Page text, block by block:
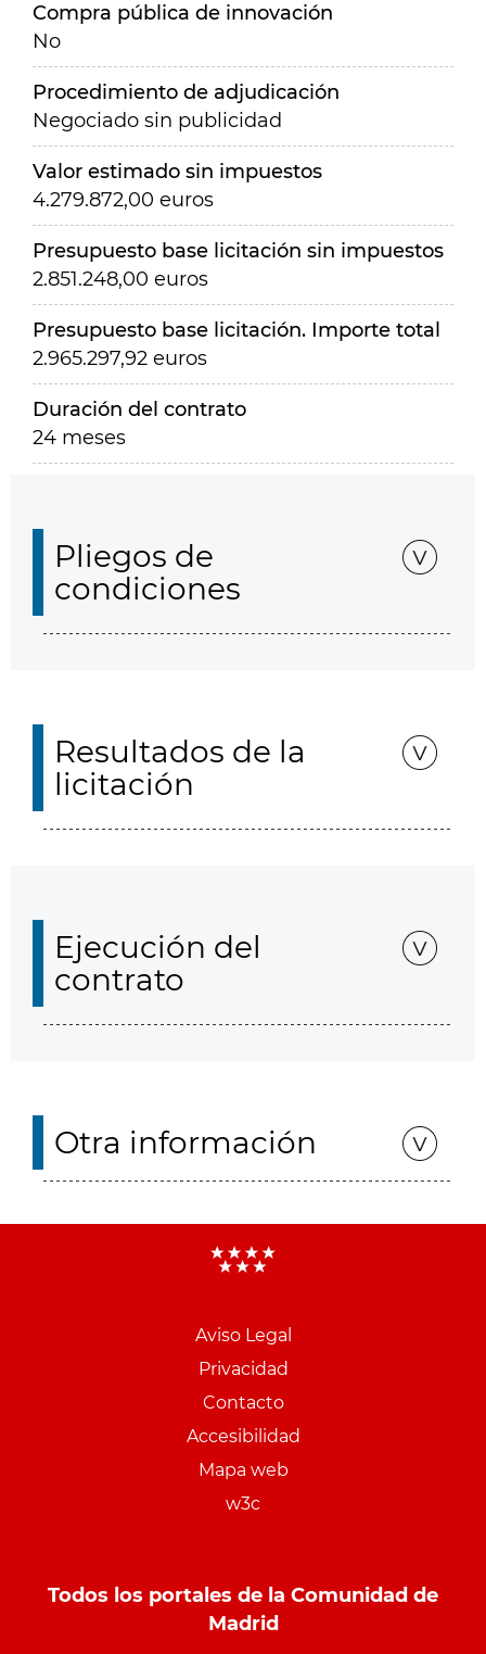
Compra pública de innovación
No
Procedimiento de adjudicación
Negociado sin publicidad
Valor estimado sin impuestos
4.279.872,00 euros
Presupuesto base licitación sin impuestos
2.851.248,00 euros
Presupuesto base licitación. Importe total
2.965.297,92 euros
Duración del contrato
24 meses
Pliegos de
condiciones
Resultados de la
licitación
Ejecución del
contrato
Otra información
Aviso Legal
Privacidad
Contacto
Accesibilidad
Mapa web
w3c
Todos los portales de la Comunidad de
Madrid